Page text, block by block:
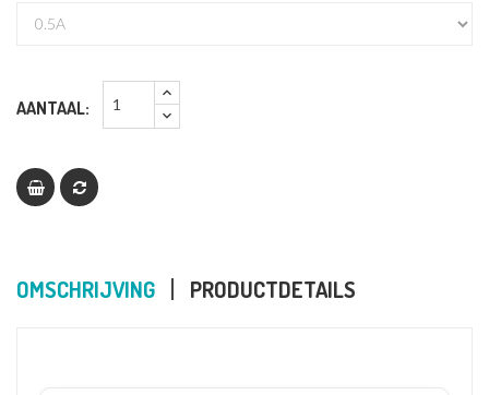
AANTAAL:
OMSCHRIJVING PRODUCTDETAILS